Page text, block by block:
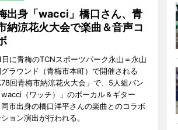
出身「wacci」橋口さん、青
納涼花火大会で楽曲＆音声コ
日に青梅のTCNスポーツパーク永山＝永山
ラウンド（青梅市本町）で開催される
78回青梅市納涼花火大会」で、5人組バン
wacci（ワッチ）」のボーカル＆ギター
市出身の橋口洋平さんの楽曲とのコラボ
ョン演出が行われる。